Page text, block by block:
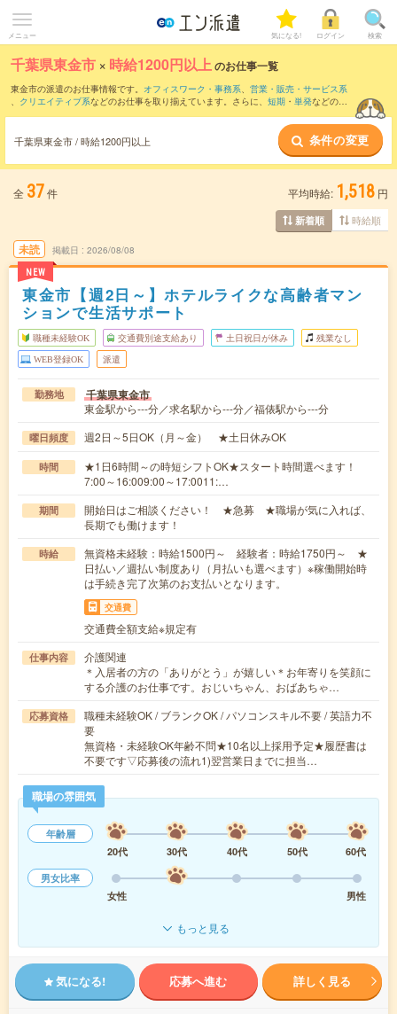
メニュー 気になる! ログイン 検索
千葉県東金市 × 時給1200円以上のお仕事一覧
東金市の派遣のお仕事情報です。 オフィスワーク・事務系、 営業・販売・サービス系
、 クリエイティブ系などのお仕事を取り揃えています。さらに、 短期 ・ 単発などの期
千葉県東金市 / 時給1200円以上 条件の変更
全 37件 平均時給: 1,518 円
新着順 時給順
未読
NEW
掲載日 2026/08/08
東金市【週2日～】ホテルライクな高齢者マン
ションで生活サポート
職種未経験OK 交通費別途支給あり 土日祝日が休み 残業なし
WEB登録OK 派遣
勤務地 千葉県東金市
東金駅から---分／求名駅から---分／福俵駅から---分
曜日頻度 週2日～5日OK（月～金） ★土日休みOK
時間
★1日6時間～の時短シフトOK★スタート時間選べます！
7:00～16:009:00～17:0011:…
期間
開始日はご相談ください！ ★急募 ★職場が気に入れば、
長期でも働けます！
時給
無資格未経験：時給1500円～ 経験者：時給1750円～ ★
日払い／週払い制度あり（月払いも選べます）※稼働開始時
は手続き完了次第のお支払いとなります。
交通費
交通費全額支給※規定有
仕事内容
介護関連
＊入居者の方の「ありがとう」が嬉しい＊お年寄りを笑顔に
する介護のお仕事です。おじいちゃん、おばあちゃ…
応募資格
職種未経験OK / ブランクOK / パソコンスキル不要 / 英語力不
要
無資格・未経験OK年齢不問★10名以上採用予定★履歴書は
不要です▽応募後の流れ1)翌営業日までに担当…
職場の雰囲気
年齢層
20代
30代 40代 50代
60代
男女比率
女性
男性
もっと見る
気になる! 応募へ進む 詳しく見る